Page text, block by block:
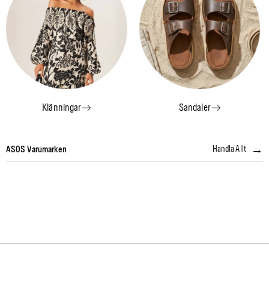
Klänningar Sandaler
ASOS Varumarken Handla Allt →